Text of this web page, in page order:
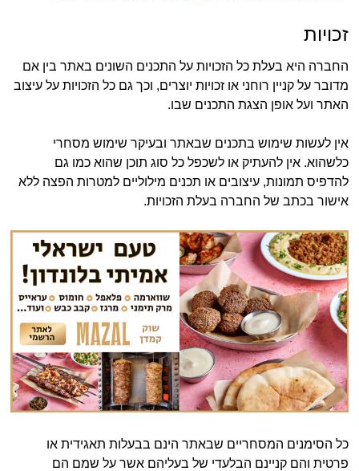
זכויות
החברה היא בעלת כל הזכויות על התכנים השונים באתר בין אם
מדובר על קניין רוחני או זכויות יוצרים, וכך גם כל הזכויות על עיצוב
האתר ועל אופן הצגת התכנים שבו.
אין לעשות שימוש בתכנים שבאתר ובעיקר שימוש מסחרי
כלשהוא. אין להעתיק או לשכפל כל סוג תוכן שהוא כמו גם
להדפיס תמונות, עיצובים או תכנים מילוליים למטרות הפצה ללא
אישור בכתב של החברה בעלת הזכויות.
כל הסימנים המסחריים שבאתר הינם בבעלות תאגידית או
פרטית והם קניינם הבלעדי של בעליהם אשר על שמם הם